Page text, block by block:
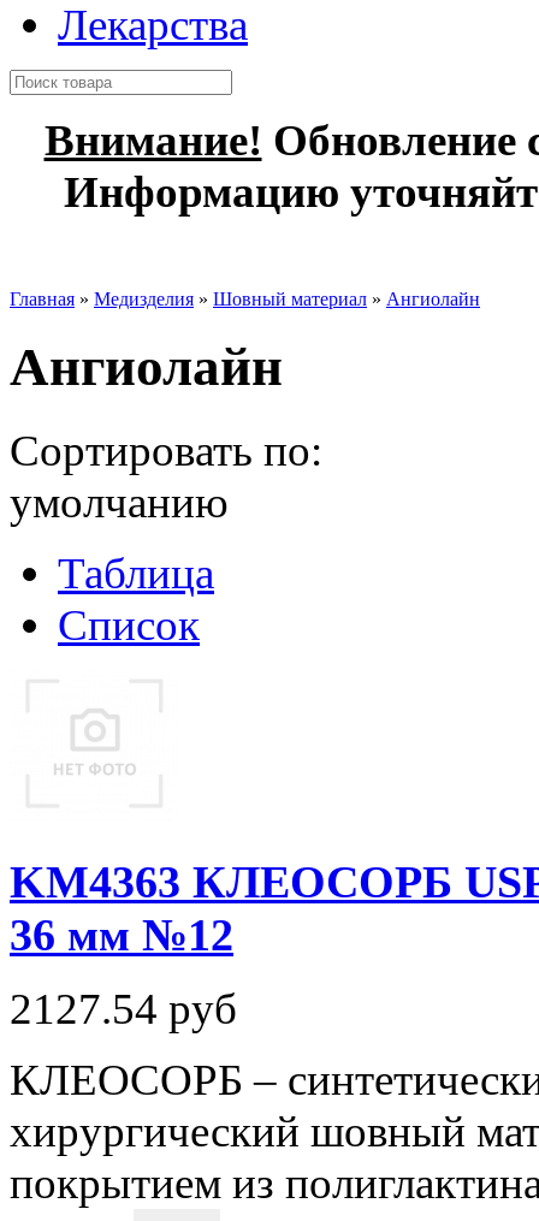
Лекарства
Внимание! Обновление
Информацию
Главная » Медизделия » Шовный материал » Ангиолайн
Ангиолайн
Сортировать по:
умолчанию
Таблица
Список
KM4363 КЛЕОСОРБ
36 мм №12
2127.54 руб
КЛЕОСОРБ –
хирургический шовный
покрытием из